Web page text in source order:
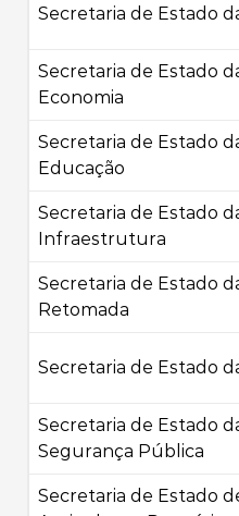
Secretaria de Estado
Secretaria de Estado
Economia
Secretaria de Estado
Educação
Secretaria de Estado
Infraestrutura
Secretaria de Estado
Retomada
Secretaria de Estado
Secretaria de Estado
Segurança Pública
Secretaria de Estado